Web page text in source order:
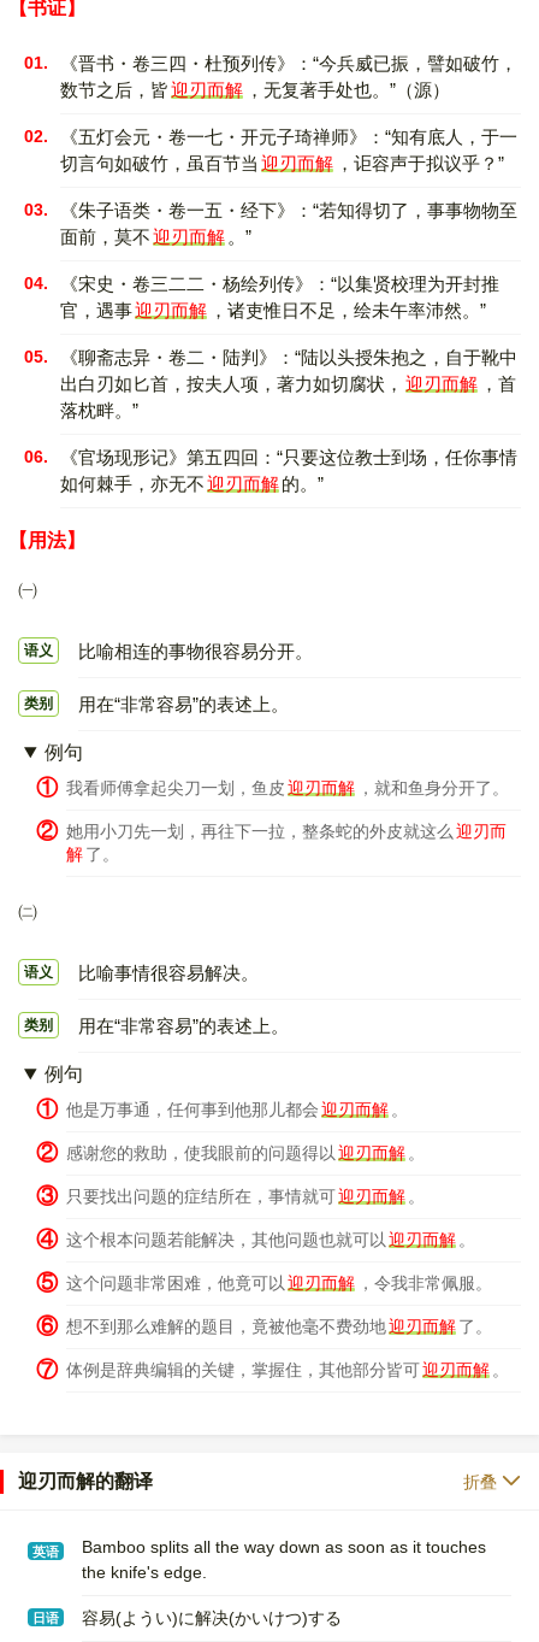
【书证】
01.
《晋书・卷三四・杜预列传》：“今兵威已振，譬如破竹，
数节之后，皆迎刃而解 ，无复著手处也。”（源）
02.
《五灯会元・卷一七・开元子琦禅师》：“知有底人，于一
切言句如破竹，虽百节当 迎刃而解 ，讵容声于拟议乎？”
03.
《朱子语类・卷一五・经下》：“若知得切了，事事物物至
面前，莫不迎刃而解 。”
04.
《宋史・卷三二二・杨绘列传》：“以集贤校理为开封推
官，遇事迎刃而解 ，诸吏惟日不足，绘未午率沛然。”
05.
《聊斋志异・卷二・陆判》：“陆以头授朱抱之，自于靴中
出白刃如匕首，按夫人项，著力如切腐状， 迎刃而解 ，首
落枕畔。”
06.
《官场现形记》第五四回：“只要这位教士到场，任你事情
如何棘手，亦无不迎刃而解的。”
【用法】
㈠
语义 比喻相连的事物很容易分开。
类别 用在“非常容易”的表述上。
例句
① 我看师傅拿起尖刀一划，鱼皮迎刃而解 ，就和鱼身分开了。
② 她用小刀先一划，再往下一拉，整条蛇的外皮就这么 迎刃而
解了。
㈡
语义 比喻事情很容易解决。
类别 用在“非常容易”的表述上。
例句
① 他是万事通，任何事到他那儿都会迎刃而解 。
② 感谢您的救助，使我眼前的问题得以 迎刃而解 。
③ 只要找出问题的症结所在，事情就可迎刃而解 。
④ 这个根本问题若能解决，其他问题也就可以 迎刃而解 。
⑤ 这个问题非常困难，他竟可以 迎刃而解 ，令我非常佩服。
⑥ 想不到那么难解的题目，竟被他毫不费劲地迎刃而解了。
⑦ 体例是辞典编辑的关键，掌握住，其他部分皆可迎刃而解 。
迎刃而解的翻译 折叠
英语
Bamboo splits all the way down as soon as it touches
the knife's edge.
日语 容易(ようい)に解决(かいけつ)する